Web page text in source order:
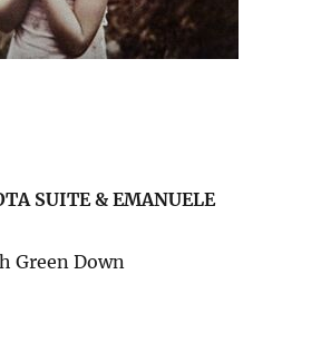
SUITE & EMANUELE
Green Down